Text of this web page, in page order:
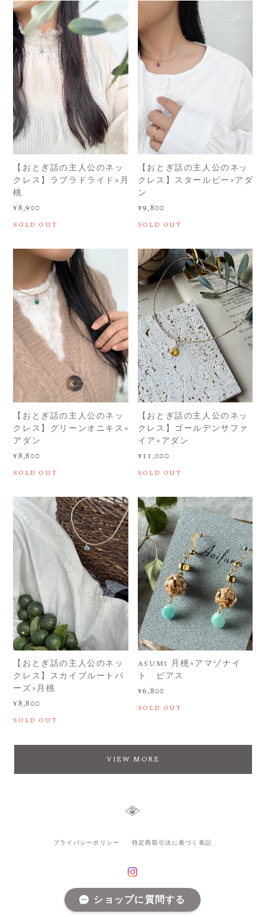
【おとぎ話の主人公のネッ
クレス】ラブラドライド×月
桃
¥8,900
SOLD OUT
【おとぎ話の主人公のネッ
クレス】スタールビー×アダ
ン
¥9,800
SOLD OUT
【おとぎ話の主人公のネッ
クレス】グリーンオニキス×
アダン
¥8,800
SOLD OUT
【おとぎ話の主人公のネッ
クレス】ゴールデンサファ
イア×アダン
¥11,000
SOLD OUT
【おとぎ話の主人公のネッ
クレス】スカイブルートパ
ーズ×月桃
¥8,800
SOLD OUT
asumi 月桃×アマゾナイ
ト ピアス
¥6,800
SOLD OUT
VIEW MORE
プライバシーポリシー 特定商取引法に基づく表記
© AOIFARM All rights reserved.
ショップに質問する